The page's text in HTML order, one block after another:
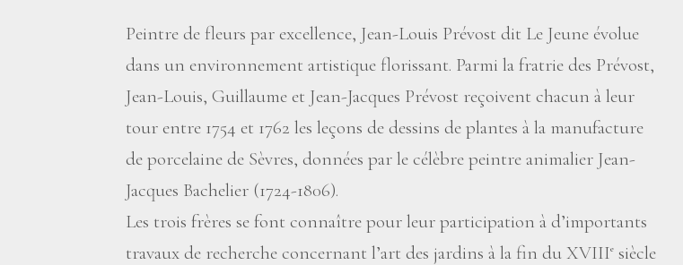
Peintre de fleurs par excellence, Jean-Louis Prévost dit Le Jeune évolue
dans un environnement artistique florissant. Parmi la fratrie des Prévost,
Jean-Louis, Guillaume et Jean-Jacques Prévost reçoivent chacun à leur
tour entre 1754 et 1762 les leçons de dessins de plantes à la manufacture
de porcelaine de Sèvres, données par le célèbre peintre animalier Jean-
Jacques Bachelier (1724-1806).
Les trois frères se font connaître pour leur participation à d’importants
travaux de recherche concernant l’art des jardins à la fin du XVIIIe siècle